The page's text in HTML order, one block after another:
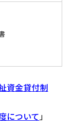
資金貸付制
について 」